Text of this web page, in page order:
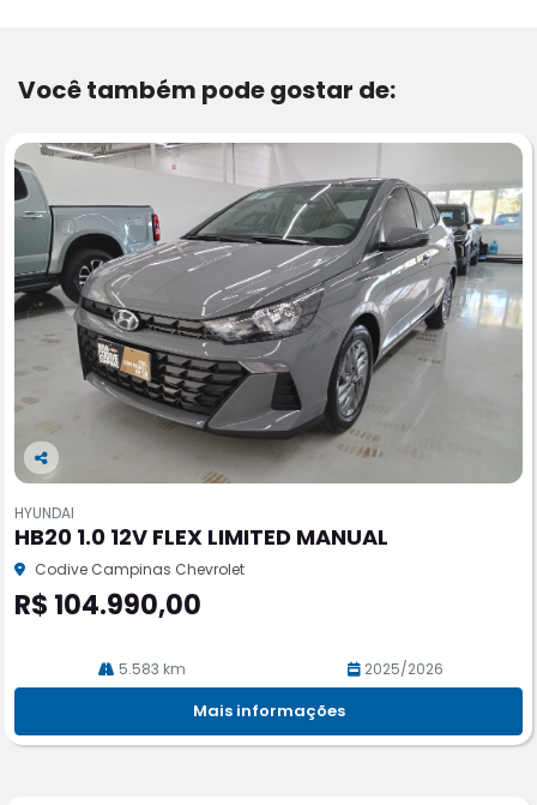
Você também pode gostar de:
Co
pa
rtil
he
HYUNDAI
HB20 1.0 12V FLEX LIMITED MANUAL
Codive Campinas Chevrolet
R$ 104.990,00
5.583 km 2025/2026
Mais informações